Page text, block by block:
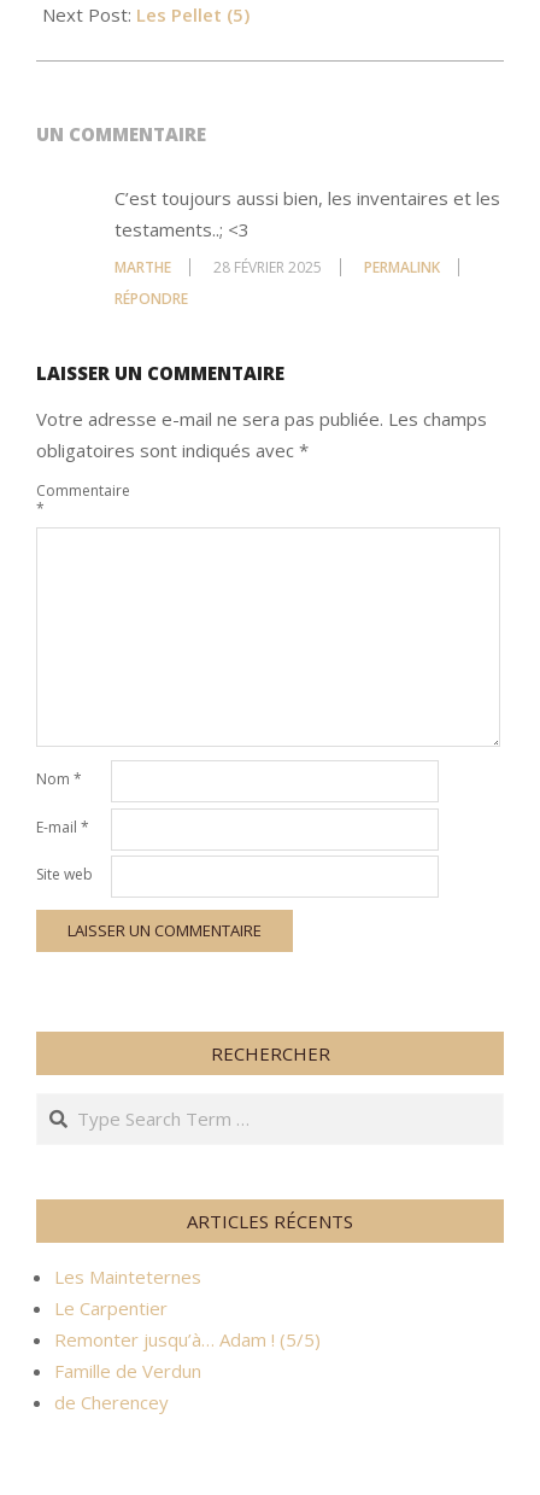
Next Post: Les Pellet (5)
UN COMMENTAIRE
C’est toujours aussi bien, les inventaires et les
testaments..; <3
MARTHE 28 FÉVRIER 2025
PERMALINK
RÉPONDRE
LAISSER UN COMMENTAIRE
Votre adresse e-mail ne sera pas publiée. Les champs
obligatoires sont indiqués avec *
Commentaire
*
Nom *
E-mail *
Site web
RECHERCHER
Search
ARTICLES RÉCENTS
Les Mainteternes
Le Carpentier
Remonter jusqu’à… Adam ! (5/5)
Famille de Verdun
de Cherencey